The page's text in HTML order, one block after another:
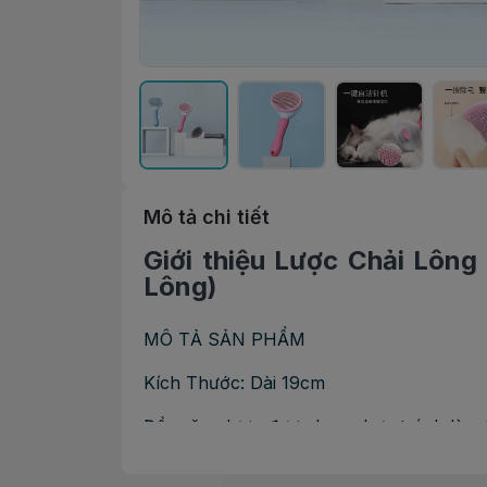
Mô tả chi tiết
Giới thiệu Lược Chải
Lông)
MÔ TẢ SẢN PHẨM
Kích Thước: Dài 19cm
Đầu răng lược được bọc nhựa tránh làm